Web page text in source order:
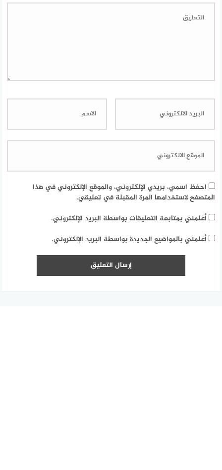
احفظ اسمي، بريدي الإلكتروني، والموقع الإلكتروني في هذا
المتصفح لاستخدامها المرة المقبلة في تعليقي.
أعلمني بمتابعة التعليقات بواسطة البريد الإلكتروني.
أعلمني بالمواضيع الجديدة بواسطة البريد الإلكتروني.